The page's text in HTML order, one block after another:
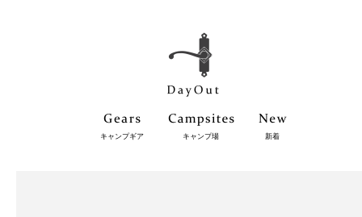
キャンプギア キャンプ場 新着